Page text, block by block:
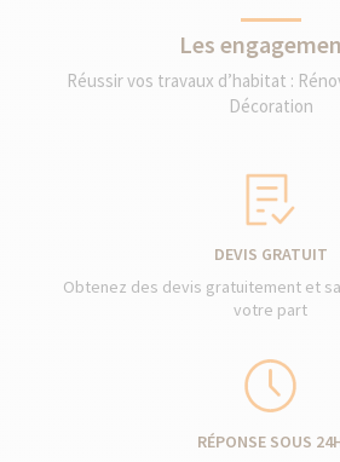
Les
Réussir vos travaux d’habitat :
Décoration
DEVIS GRATUIT
Obtenez des devis gratuitement et
votre part
RÉPONSE SOUS